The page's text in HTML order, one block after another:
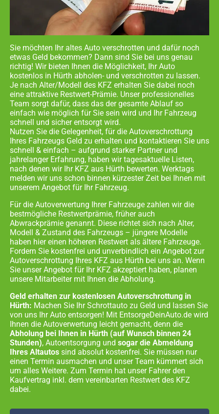
Sie möchten Ihr altes Auto verschrotten und dafür noch
etwas Geld bekommen? Dann sind Sie bei uns genau
richtig! Wir bieten Ihnen die Möglichkeit, Ihr Auto
kostenlos in Hürth abholen- und verschrotten zu lassen.
Je nach Alter/Modell des KFZ erhalten Sie dabei noch
eine attraktive Restwert-Prämie. Unser professionelles
Team sorgt dafür, dass das der gesamte Ablauf so
einfach wie möglich für Sie sein wird und Ihr Fahrzeug
schnell und sicher entsorgt wird.
Nutzen Sie die Gelegenheit, für die Autoverschrottung
Ihres Fahrzeugs Geld zu erhalten und kontaktieren Sie uns
schnell & einfach – aufgrund starker Partner und
jahrelanger Erfahrung, haben wir tagesaktuelle Listen,
nach denen wir Ihr KFZ aus Hürth bewerten. Werktags
melden wir uns schon binnen kürzester Zeit bei Ihnen mit
unserem Angebot für Ihr Fahrzeug.
Für die Autoverwertung Ihrer Fahrzeuge zahlen wir die
bestmögliche Restwertprämie, früher auch
Abwrackprämie genannt. Diese richtet sich nach Alter,
Modell & Zustand des Fahrzeugs – jüngere Modelle
haben hier einen höheren Restwert als ältere Fahrzeuge.
Fordern Sie kostenfrei und unverbindlich ein Angebot zur
Autoverschrottung Ihres KFZ aus Hürth bei uns an. Wenn
Sie unser Angebot für Ihr KFZ akzeptiert haben, planen
unsere Mitarbeiter mit Ihnen die Abholung.
Geld erhalten zur kostenlosen Autoverschrottung in
Hürth: Machen Sie Ihr Schrottauto zu Geld und lassen Sie
von uns Ihr Auto entsorgen! Mit EntsorgeDeinAuto.de wird
Ihnen die Autoverwertung leicht gemacht, denn die
Abholung bei Ihnen in Hürth (auf Wunsch binnen 24
Stunden), Autoentsorgung und sogar die Abmeldung
Ihres Altautos sind absolut kostenfrei. Sie müssen nur
einen Termin ausmachen und unser Team kümmert sich
um alles Weitere. Zum Termin hat unser Fahrer den
Kaufvertrag inkl. dem vereinbarten Restwert des KFZ
dabei.